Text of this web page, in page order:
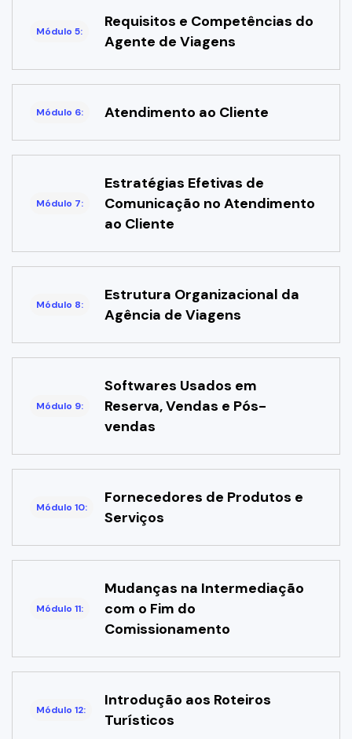
Módulo 5:
Requisitos e Competências do
Agente de Viagens
Módulo 6: Atendimento ao Cliente
Módulo 7:
Estratégias Efetivas de
Comunicação no Atendimento
ao Cliente
Módulo 8:
Estrutura Organizacional da
Agência de Viagens
Módulo 9:
Softwares Usados em
Reserva, Vendas e Pós-
vendas
Módulo 10:
Fornecedores de Produtos e
Serviços
Módulo 11:
Mudanças na Intermediação
com o Fim do
Comissionamento
Módulo 12:
Introdução aos Roteiros
Turísticos